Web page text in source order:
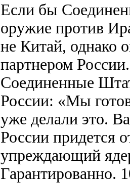
Если бы
оружие против
не Китай, однако
партнером
Соединенные
России: «Мы
уже делали это.
России придется
упреждающий
Гарантированно.